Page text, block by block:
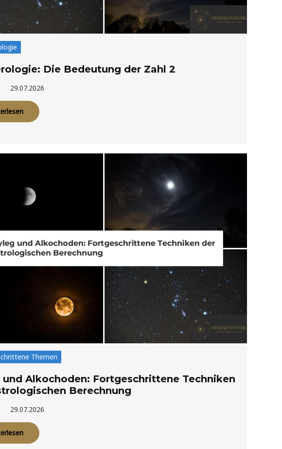
Die Bedeutung der Zahl 2
29.07.2026
Themen
und Alkochoden: Fortgeschrittene Techniken
Berechnung
29.07.2026